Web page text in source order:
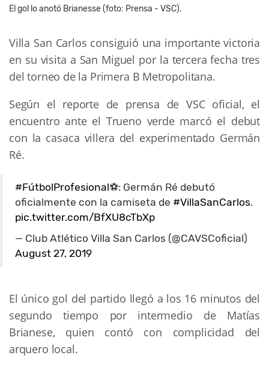
El gol lo anotó Brianesse (foto: Prensa - VSC).
Villa San Carlos consiguió una importante victoria
en su visita a San Miguel por la tercera fecha tres
del torneo de la Primera B Metropolitana.
Según el reporte de prensa de VSC oficial, el
encuentro ante el Trueno verde marcó el debut
con la casaca villera del experimentado Germán
Ré.
#FútbolProfesional⚽: Germán Ré debutó
oficialmente con la camiseta de #VillaSanCarlos.
pic.twitter.com/BfXU8cTbXp
— Club Atlético Villa San Carlos (@CAVSCoficial)
August 27, 2019
El único gol del partido llegó a los 16 minutos del
segundo tiempo por intermedio de Matías
Brianese, quien contó con complicidad del
arquero local.